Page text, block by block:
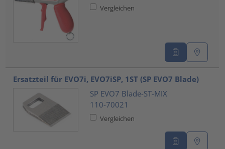
Vergleichen
Ersatzteil für EVO7i, EVO7iSP, 1ST (SP EVO7 Blade)
SP EVO7 Blade-ST-MIX
110-70021
Vergleichen